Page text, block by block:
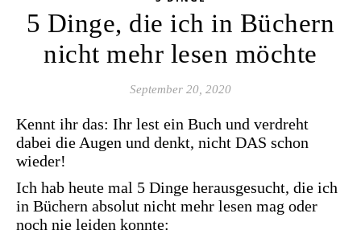
5 Dinge, die ich in Büchern
nicht mehr lesen möchte
September 20, 2020
Kennt ihr das: Ihr lest ein Buch und verdreht
dabei die Augen und denkt, nicht DAS schon
wieder!
Ich hab heute mal 5 Dinge herausgesucht, die ich
in Büchern absolut nicht mehr lesen mag oder
noch nie leiden konnte: